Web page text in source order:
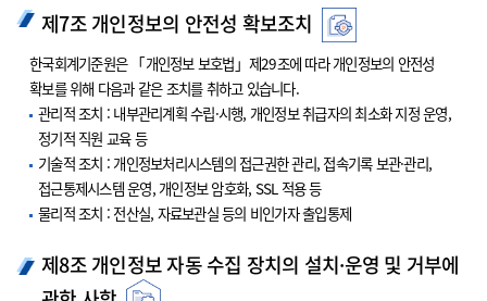
제7조 개인정보의 안전성 확보조치
한국회계기준원은 「개인정보 보호법」제29조에 따라 개인정보의 안전성
확보를 위해 다음과 같은 조치를 취하고 있습니다.
관리적 조치 : 내부관리계획 수립·시행, 개인정보 취급자의 최소화 지정 운영,
정기적 직원 교육 등
기술적 조치 : 개인정보처리시스템의 접근권한 관리, 접속기록 보관·관리,
접근통제시스템 운영, 개인정보 암호화, SSL 적용 등
물리적 조치 : 전산실, 자료보관실 등의 비인가자 출입통제
제8조 개인정보 자동 수집 장치의 설치·운영 및 거부에